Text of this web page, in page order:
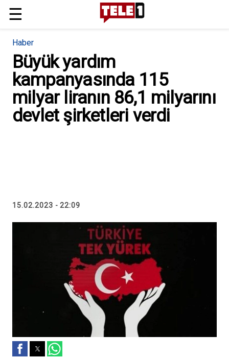
☰
Haber
Büyük yardım
kampanyasında 115
milyar liranın 86,1 milyarını
devlet şirketleri verdi
15.02.2023 - 22:09